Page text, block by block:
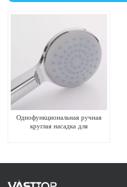
Однофункциональная ручная
круглая насадка для